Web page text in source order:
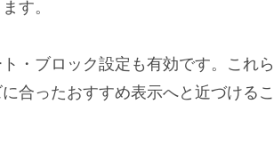
す。
・ブロック設定も有効です。これ
合ったおすすめ表示へと近づける